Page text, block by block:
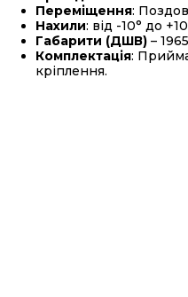
Переміщення:
Нахили: від -10° до
Габарити (ДШВ) –
Комплектація:
кріплення.